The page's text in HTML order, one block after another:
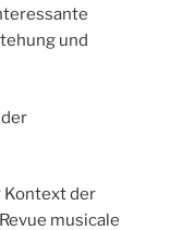
und
Kontext der
musicale